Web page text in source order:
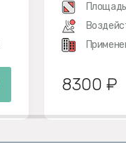
8300 ₽